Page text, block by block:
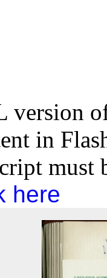
version
in
here